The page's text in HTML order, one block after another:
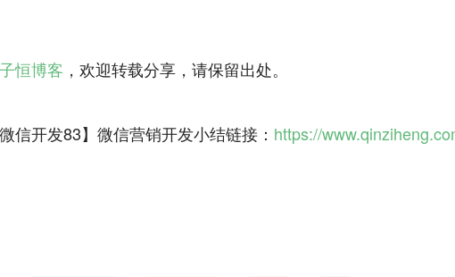
恒博客 ，欢迎转载分享，请保留出处。
信开发83】微信营销开发小结链接： https://